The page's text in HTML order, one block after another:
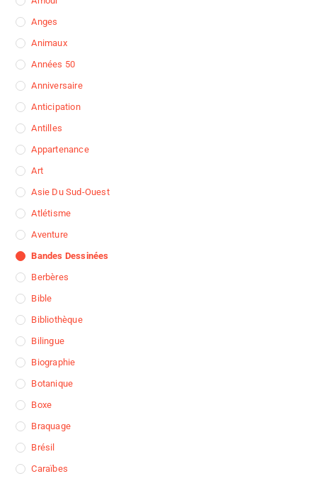
Anges
Animaux
Années 50
Anniversaire
Anticipation
Antilles
Appartenance
Art
Asie Du Sud-Ouest
Atlétisme
Aventure
Bandes Dessinées
Berbères
Bible
Bibliothèque
Bilingue
Biographie
Botanique
Boxe
Braquage
Brésil
Caraïbes